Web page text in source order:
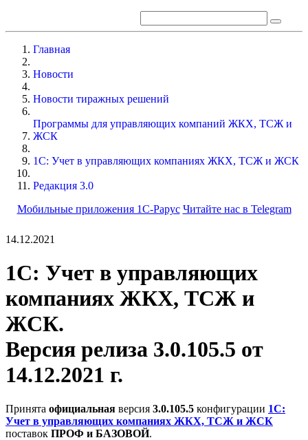
Главная
Новости
Новости тиражных решений
Программы для управляющих компаний ЖКХ, ТСЖ и
ЖСК
1С: Учет в управляющих компаниях ЖКХ, ТСЖ и ЖСК
Редакция 3.0
Мобильные приложения 1С-Рарус Читайте нас в Telegram
14.12.2021
1С: Учет в управляющих
компаниях ЖКХ, ТСЖ и
ЖСК.
Версия релиза 3.0.105.5 от
14.12.2021 г.
Принята официальная версия 3.0.105.5 конфигурации 1С:
Учет в управляющих компаниях ЖКХ, ТСЖ и ЖСК
поставок ПРОФ и БАЗОВОЙ.